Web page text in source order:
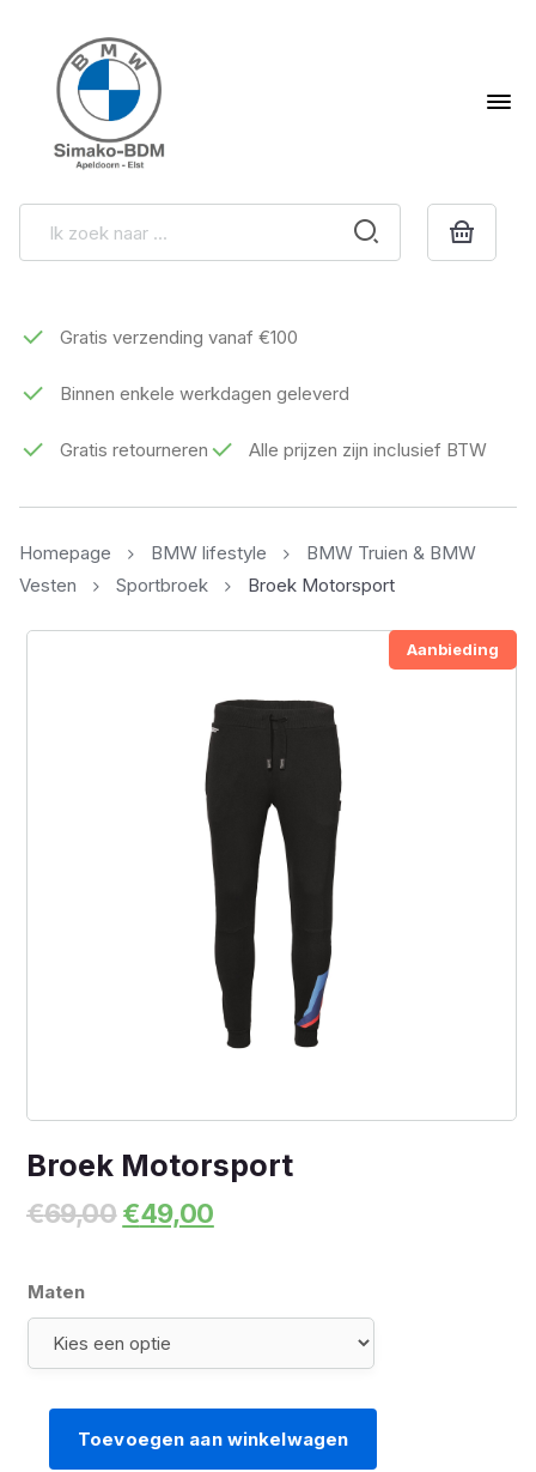
Gratis verzending vanaf €100
Binnen enkele werkdagen geleverd
Gratis retourneren Alle prijzen zijn inclusief BTW
Homepage BMW lifestyle
BMW Truien & BMW
Vesten
Sportbroek Broek Motorsport
Aanbieding
Broek Motorsport
€69,00 Oorspronkelijke
prijs
€49,00Huidige
prijs
Maten
Toevoegen aan winkelwagen